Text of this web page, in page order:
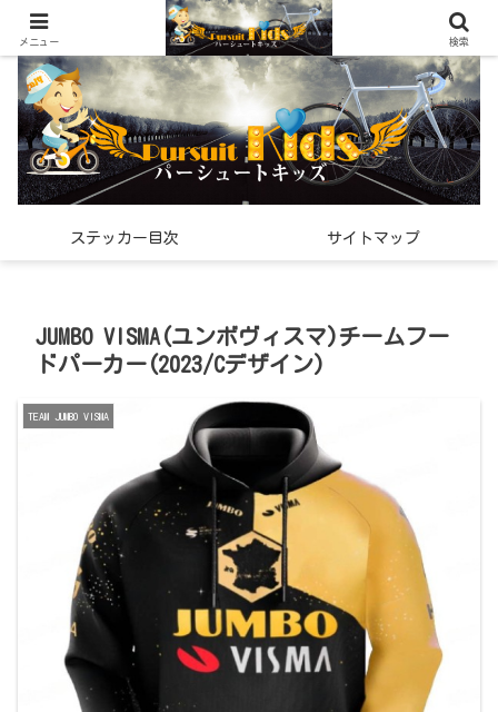
世界中で見つけた「希少なスポーツ雑貨」の紹介メディア
ステッカー目次 サイトマップ
JUMBO VISMA(ユンボヴィスマ)チームフー
ドパーカー(2023/Cデザイン)
TEAM JUMBO VISMA
メニュー 検索